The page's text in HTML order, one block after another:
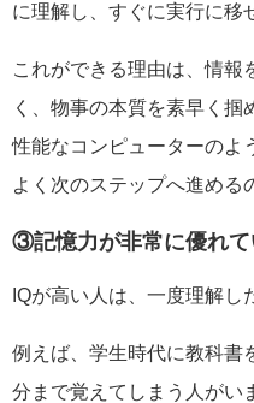
に理解し、すぐに実行に移
これができる理由は、情報
く、物事の本質を素早く掴
性能なコンピューターのよ
よく次のステップへ進める
③記憶力が非常に優れて
IQが高い人は、一度理解し
例えば、学生時代に教科書
分まで覚えてしまう人がい